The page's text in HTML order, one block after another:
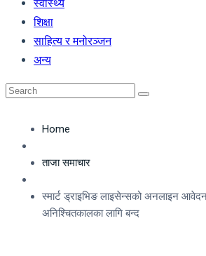
स्वास्थ्य
शिक्षा
साहित्य र मनोरञ्जन
अन्य
Home
ताजा समाचार
स्मार्ट ड्राइभिङ लाइसेन्सको अनलाइन
अनिश्चितकालका लागि बन्द